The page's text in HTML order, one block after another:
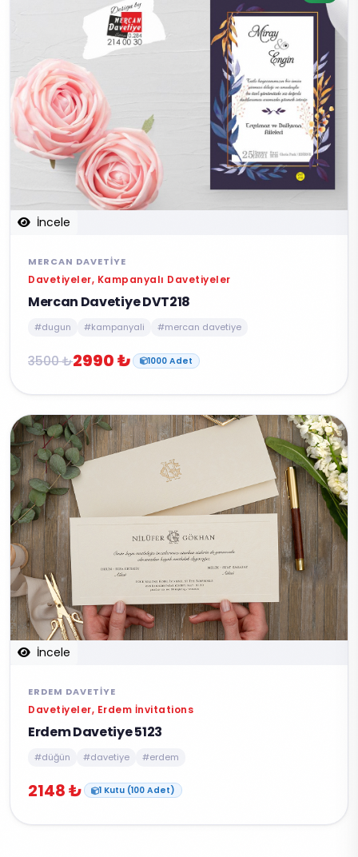
İncele
MERCAN DAVETIYE
Davetiyeler, Kampanyalı Davetiyeler
Mercan Davetiye DVT218
#dugun #kampanyali #mercan davetiye
3500 ₺2990 ₺ 1000 Adet
İncele
ERDEM DAVETIYE
Davetiyeler, Erdem İnvitations
Erdem Davetiye 5123
#düğün #davetiye #erdem
2148 ₺ 1 Kutu (100 Adet)